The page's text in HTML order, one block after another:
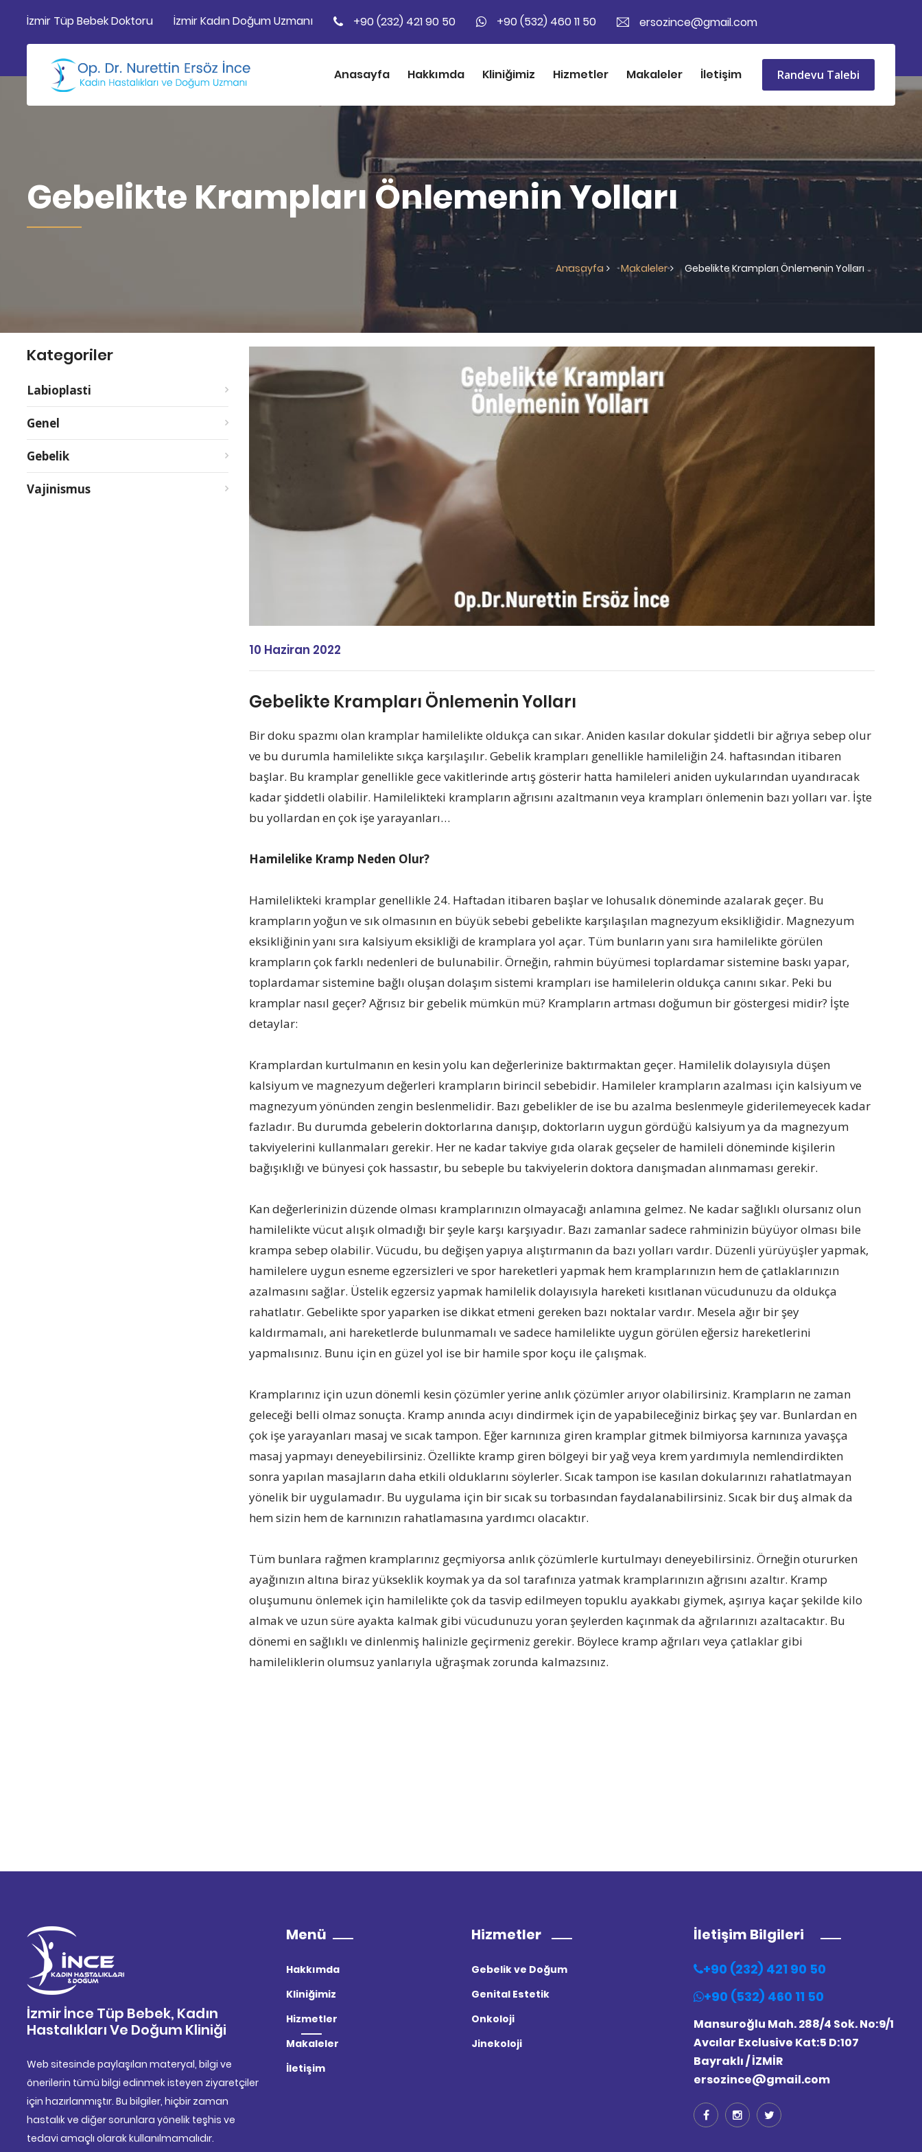
İzmir Tüp Bebek Doktoru İzmir Kadın Doğum Uzmanı +90 (232) 421 90 50 +90 (532) 460 11 50 ersozince@gmail.com
Randevu Talebi
Anasayfa Hakkımda Kliniğimiz Hizmetler Makaleler İletişim
Gebelikte Krampları Önlemenin Yolları
Anasayfa Makaleler Gebelikte Krampları Önlemenin Yolları
Kategoriler
Labioplasti
Genel
Gebelik
Vajinismus
10 Haziran 2022
Gebelikte Krampları Önlemenin Yolları
Bir doku spazmı olan kramplar hamilelikte oldukça can sıkar. Aniden kasılar dokular şiddetli bir ağrıya sebep olur
ve bu durumla hamilelikte sıkça karşılaşılır. Gebelik krampları genellikle hamileliğin 24. haftasından itibaren
başlar. Bu kramplar genellikle gece vakitlerinde artış gösterir hatta hamileleri aniden uykularından uyandıracak
kadar şiddetli olabilir. Hamilelikteki krampların ağrısını azaltmanın veya krampları önlemenin bazı yolları var. İşte
bu yollardan en çok işe yarayanları…
Hamilelike Kramp Neden Olur?
Hamilelikteki kramplar genellikle 24. Haftadan itibaren başlar ve lohusalık döneminde azalarak geçer. Bu
krampların yoğun ve sık olmasının en büyük sebebi gebelikte karşılaşılan magnezyum eksikliğidir. Magnezyum
eksikliğinin yanı sıra kalsiyum eksikliği de kramplara yol açar. Tüm bunların yanı sıra hamilelikte görülen
krampların çok farklı nedenleri de bulunabilir. Örneğin, rahmin büyümesi toplardamar sistemine baskı yapar,
toplardamar sistemine bağlı oluşan dolaşım sistemi krampları ise hamilelerin oldukça canını sıkar. Peki bu
kramplar nasıl geçer? Ağrısız bir gebelik mümkün mü? Krampların artması doğumun bir göstergesi midir? İşte
detaylar:
Kramplardan kurtulmanın en kesin yolu kan değerlerinize baktırmaktan geçer. Hamilelik dolayısıyla düşen
kalsiyum ve magnezyum değerleri krampların birincil sebebidir. Hamileler krampların azalması için kalsiyum ve
magnezyum yönünden zengin beslenmelidir. Bazı gebelikler de ise bu azalma beslenmeyle giderilemeyecek kadar
fazladır. Bu durumda gebelerin doktorlarına danışıp, doktorların uygun gördüğü kalsiyum ya da magnezyum
takviyelerini kullanmaları gerekir. Her ne kadar takviye gıda olarak geçseler de hamileli döneminde kişilerin
bağışıklığı ve bünyesi çok hassastır, bu sebeple bu takviyelerin doktora danışmadan alınmaması gerekir.
Kan değerlerinizin düzende olması kramplarınızın olmayacağı anlamına gelmez. Ne kadar sağlıklı olursanız olun
hamilelikte vücut alışık olmadığı bir şeyle karşı karşıyadır. Bazı zamanlar sadece rahminizin büyüyor olması bile
krampa sebep olabilir. Vücudu, bu değişen yapıya alıştırmanın da bazı yolları vardır. Düzenli yürüyüşler yapmak,
hamilelere uygun esneme egzersizleri ve spor hareketleri yapmak hem kramplarınızın hem de çatlaklarınızın
azalmasını sağlar. Üstelik egzersiz yapmak hamilelik dolayısıyla hareketi kısıtlanan vücudunuzu da oldukça
rahatlatır. Gebelikte spor yaparken ise dikkat etmeni gereken bazı noktalar vardır. Mesela ağır bir şey
kaldırmamalı, ani hareketlerde bulunmamalı ve sadece hamilelikte uygun görülen eğersiz hareketlerini
yapmalısınız. Bunu için en güzel yol ise bir hamile spor koçu ile çalışmak.
Kramplarınız için uzun dönemli kesin çözümler yerine anlık çözümler arıyor olabilirsiniz. Krampların ne zaman
geleceği belli olmaz sonuçta. Kramp anında acıyı dindirmek için de yapabileceğiniz birkaç şey var. Bunlardan en
çok işe yarayanları masaj ve sıcak tampon. Eğer karnınıza giren kramplar gitmek bilmiyorsa karnınıza yavaşça
masaj yapmayı deneyebilirsiniz. Özellikte kramp giren bölgeyi bir yağ veya krem yardımıyla nemlendirdikten
sonra yapılan masajların daha etkili olduklarını söylerler. Sıcak tampon ise kasılan dokularınızı rahatlatmayan
yönelik bir uygulamadır. Bu uygulama için bir sıcak su torbasından faydalanabilirsiniz. Sıcak bir duş almak da
hem sizin hem de karnınızın rahatlamasına yardımcı olacaktır.
Tüm bunlara rağmen kramplarınız geçmiyorsa anlık çözümlerle kurtulmayı deneyebilirsiniz. Örneğin otururken
ayağınızın altına biraz yükseklik koymak ya da sol tarafınıza yatmak kramplarınızın ağrısını azaltır. Kramp
oluşumunu önlemek için hamilelikte çok da tasvip edilmeyen topuklu ayakkabı giymek, aşırıya kaçar şekilde kilo
almak ve uzun süre ayakta kalmak gibi vücudunuzu yoran şeylerden kaçınmak da ağrılarınızı azaltacaktır. Bu
dönemi en sağlıklı ve dinlenmiş halinizle geçirmeniz gerekir. Böylece kramp ağrıları veya çatlaklar gibi
hamileliklerin olumsuz yanlarıyla uğraşmak zorunda kalmazsınız.
İzmir İnce Tüp Bebek, Kadın
Hastalıkları Ve Doğum Kliniği
Web sitesinde paylaşılan materyal, bilgi ve
önerilerin tümü bilgi edinmek isteyen ziyaretçiler
için hazırlanmıştır. Bu bilgiler, hiçbir zaman
hastalık ve diğer sorunlara yönelik teşhis ve
tedavi amaçlı olarak kullanılmamalıdır.
Menü
Hakkımda
Kliniğimiz
Hizmetler
Makaleler
İletişim
Hizmetler
Gebelik ve Doğum
Genital Estetik
Onkoloji
Jinekoloji
İletişim Bilgileri
+90 (232) 421 90 50
+90 (532) 460 11 50
Mansuroğlu Mah. 288/4 Sok. No:9/1
Avcılar Exclusive Kat:5 D:107
Bayraklı / İZMİR
ersozince@gmail.com